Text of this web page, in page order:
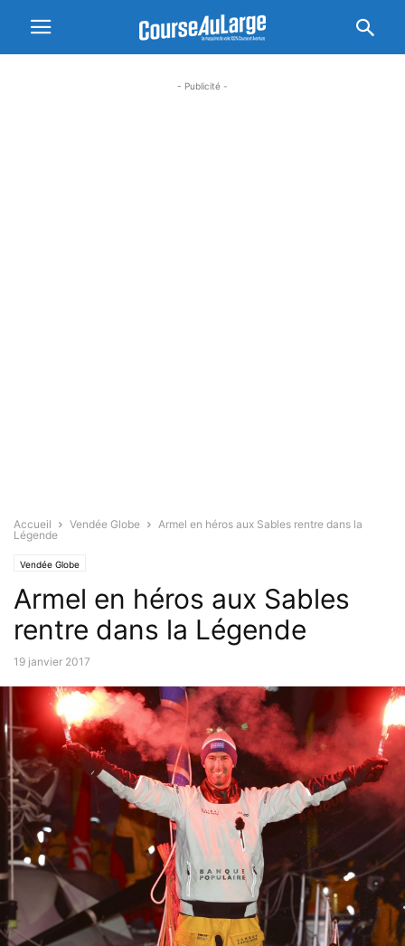
- Publicité -
Accueil Vendée Globe
Armel en héros aux Sables rentre dans la
Légende
Vendée Globe
Armel en héros aux Sables
rentre dans la Légende
19 janvier 2017